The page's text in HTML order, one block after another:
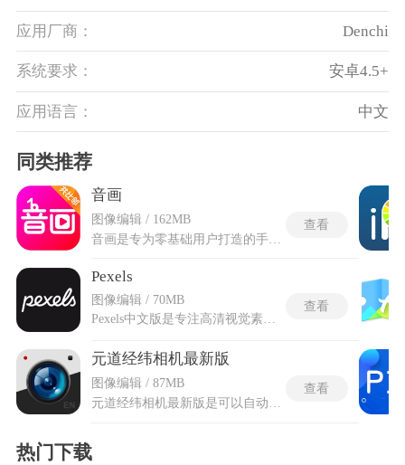
应用厂商： Denchi
系统要求： 安卓4.5+
应用语言： 中文
同类推荐
音画
图像编辑 / 162MB
查看
Pexels
图像编辑 / 70MB
查看
元道经纬相机最新版
图像编辑 / 87MB
查看
热门下载